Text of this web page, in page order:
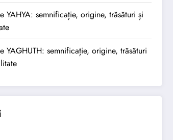
YAHYA: semnificație, origine, trăsături și
YAGHUTH: semnificație, origine, trăsături